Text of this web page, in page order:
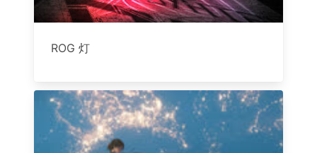
ROG 灯